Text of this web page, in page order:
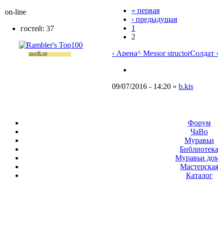
« первая
‹ предыдущая
1
2
‹ Арена^ Messor structorСолдат ›
09/07/2016 - 14:20 » b.kis
on-line
гостей: 37
Форум
ЧаВо
Муравьи
Муравьи
Мастерская
Каталог